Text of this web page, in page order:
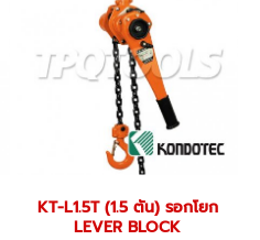
KT-L1.5T (1.5 ตัน) รอกโยก
LEVER BLOCK